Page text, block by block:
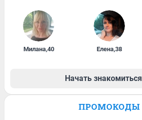
Милана,40 Елена,38
Начать знакомиться
ПРОМОКОДЫ